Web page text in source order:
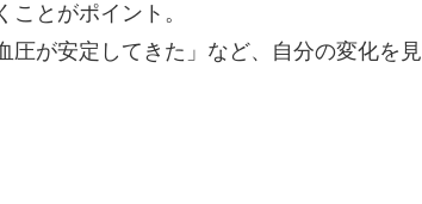
とがポイント。
が安定してきた」など、自分の変化を見